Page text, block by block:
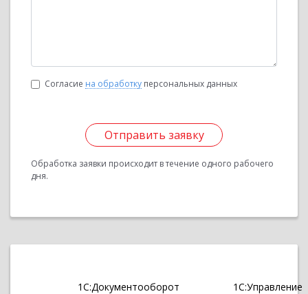
Согласие на обработку персональных данных
Отправить заявку
Обработка заявки происходит в течение одного рабочего
дня.
1С:Документооборот
1С:Управление